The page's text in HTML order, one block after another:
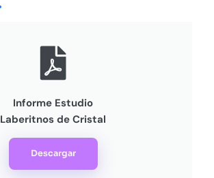
Informe Estudio
Laberitnos de Cristal
Descargar